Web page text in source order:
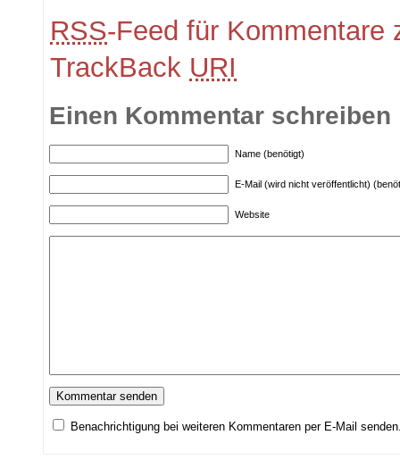
RSS-Feed für Kommentare
TrackBack URI
Einen Kommentar schreiben
Name (benötigt)
E-Mail (wird nicht veröffentlicht)
Website
Benachrichtigung bei weiteren Kommentaren per E-Mail